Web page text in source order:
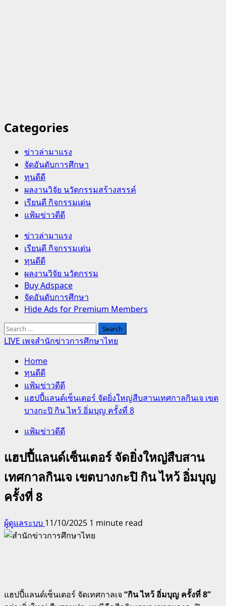
Categories
ข่าวล่ามาแรง
จัดอันดับการศึกษา
ทุนดีดี
ผลงานวิจัย นวัตกรรมสร้างสรรค์
เรียนดี กิจกรรมเด่น
แฟ้มข่าวดีดี
Primary
Menu
ข่าวล่ามาแรง
เรียนดี กิจกรรมเด่น
ทุนดีดี
ผลงานวิจัย นวัตกรรม
Buy Adspace
จัดอันดับการศึกษา
Hide Ads for Premium Members
Search
for:
LIVE เพจสำนักข่าวการศึกษาไทย
Home
ทุนดีดี
แฟ้มข่าวดีดี
แฮปปี้แลนด์เซ็นเตอร์ จัดยิ่งใหญ่สืบสานเทศกาลกินเจ เขต
บางกะปิ กิน ไหว้ อิ่มบุญ ครั้งที่ 8
แฟ้มข่าวดีดี
แฮปปี้แลนด์เซ็นเตอร์ จัดยิ่งใหญ่สืบสาน
เทศกาลกินเจ เขตบางกะปิ กิน ไหว้ อิ่มบุญ
ครั้งที่ 8
ผู้ดูแลระบบ 11/10/2025 1 minute read
แฮปปี้แลนด์เซ็นเตอร์ จัดเทศกาลเจ “กิน ไหว้ อิ่มบุญ ครั้งที่ 8”